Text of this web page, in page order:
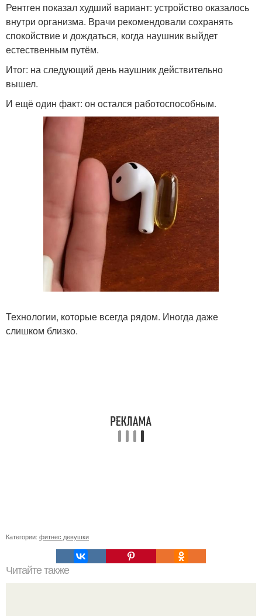
Рентген показал худший вариант: устройство оказалось
внутри организма. Врачи рекомендовали сохранять
спокойствие и дождаться, когда наушник выйдет
естественным путём.
Итог: на следующий день наушник действительно
вышел.
И ещё один факт: он остался работоспособным.
Технологии, которые всегда рядом. Иногда даже
слишком близко.
Категории: фитнес девушки
Читайте также